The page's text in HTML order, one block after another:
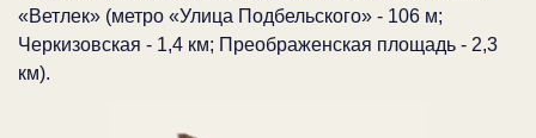
«Ветлек» (метро «Улица Подбельского» - 106 м;
Черкизовская - 1,4 км; Преображенская площадь - 2,3
км).